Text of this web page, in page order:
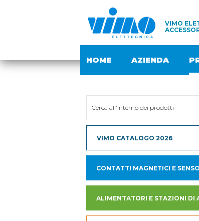
VIMO
HOME AZIENDA
VIMO CATALOGO 2026
CONTATTI MAGNETICI E